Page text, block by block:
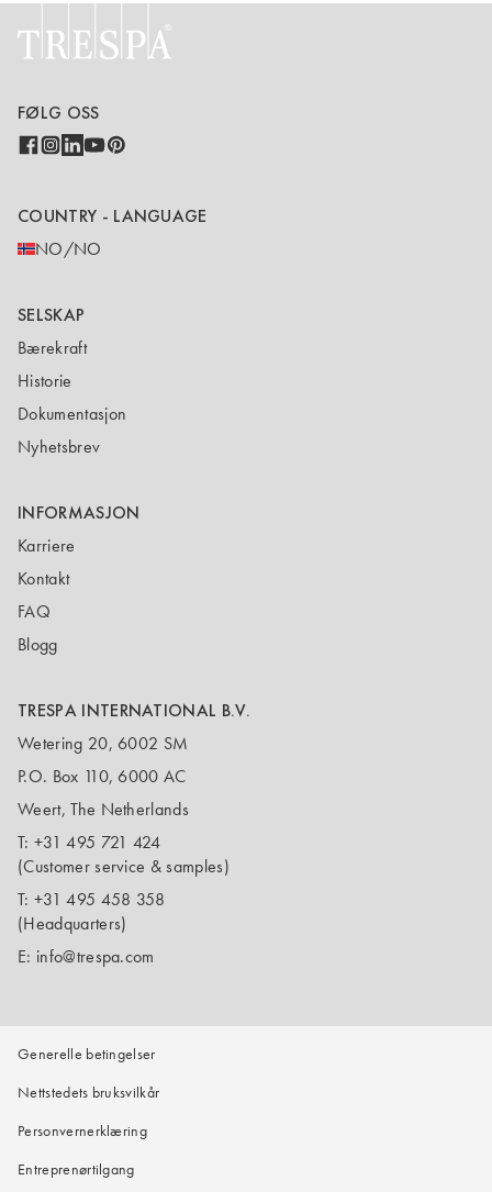
FØLG OSS
COUNTRY - LANGUAGE
NO/NO
SELSKAP
Bærekraft
Historie
Dokumentasjon
Nyhetsbrev
INFORMASJON
Karriere
Kontakt
FAQ
Blogg
TRESPA INTERNATIONAL B.V.
Wetering 20, 6002 SM
P.O. Box 110, 6000 AC
Weert, The Netherlands
T: +31 495 721 424
(Customer service & samples)
T: +31 495 458 358
(Headquarters)
E: info@trespa.com
Generelle betingelser
Nettstedets bruksvilkår
Personvernerklæring
Entreprenørtilgang